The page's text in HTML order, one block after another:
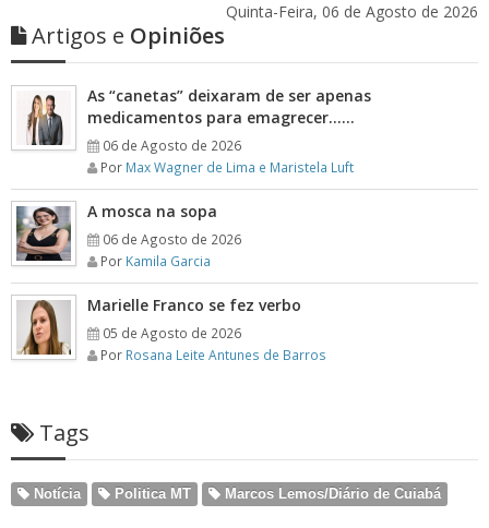
Quinta-Feira, 06 de Agosto de 2026
Artigos e Opiniões
As “canetas” deixaram de ser apenas
medicamentos para emagrecer……
06 de Agosto de 2026
Por Max Wagner de Lima e Maristela Luft
A mosca na sopa
06 de Agosto de 2026
Por Kamila Garcia
Marielle Franco se fez verbo
05 de Agosto de 2026
Por Rosana Leite Antunes de Barros
Tags
Notícia Politica MT Marcos Lemos/Diário de Cuiabá